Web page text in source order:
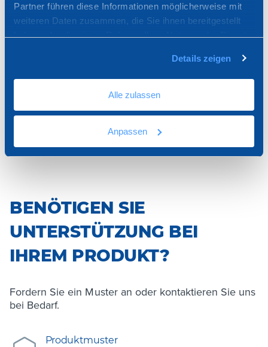
Partner führen diese Informationen möglicherweise mit
weiteren Daten zusammen, die Sie ihnen bereitgestellt
haben oder die sie im Rahmen Ihrer Nutzung der Dienste
Details zeigen
Alle zulassen
Anpassen
OSCAR - vorgemischte Spachtelmasse -
5 kg
BENÖTIGEN SIE
UNTERSTÜTZUNG BEI
IHREM PRODUKT?
Fordern Sie ein Muster an oder kontaktieren Sie uns
bei Bedarf.
Produktmuster